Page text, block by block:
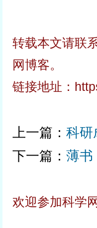
转载本文请联
网博客。
链接地址：
上一篇： 科研
下一篇： 薄书
欢迎参加科学